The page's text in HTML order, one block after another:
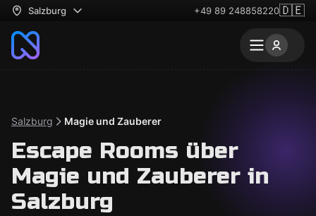
Salzburg +49 89 248858220🇩🇪
Salzburg Magie und Zauberer
Escape Rooms über
Magie und Zauberer in
Salzburg